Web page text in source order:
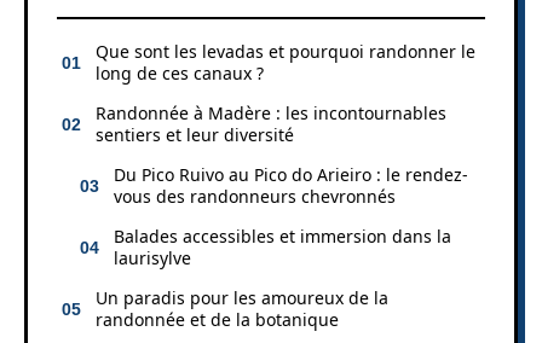
Que sont les levadas et pourquoi randonner le
long de ces canaux ?
Randonnée à Madère : les incontournables
sentiers et leur diversité
Du Pico Ruivo au Pico do Arieiro : le rendez-
vous des randonneurs chevronnés
Balades accessibles et immersion dans la
laurisylve
Un paradis pour les amoureux de la
randonnée et de la botanique